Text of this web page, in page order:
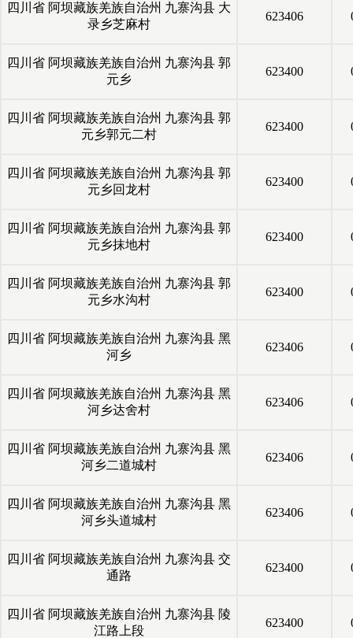
四川省 阿坝藏族羌族自治州 九寨沟县 大
录乡芝麻村
623406
四川省 阿坝藏族羌族自治州 九寨沟县 郭
元乡
623400
四川省 阿坝藏族羌族自治州 九寨沟县 郭
元乡郭元二村
623400
四川省 阿坝藏族羌族自治州 九寨沟县 郭
元乡回龙村
623400
四川省 阿坝藏族羌族自治州 九寨沟县 郭
元乡抹地村
623400
四川省 阿坝藏族羌族自治州 九寨沟县 郭
元乡水沟村
623400
四川省 阿坝藏族羌族自治州 九寨沟县 黑
河乡
623406
四川省 阿坝藏族羌族自治州 九寨沟县 黑
河乡达舍村
623406
四川省 阿坝藏族羌族自治州 九寨沟县 黑
河乡二道城村
623406
四川省 阿坝藏族羌族自治州 九寨沟县 黑
河乡头道城村
623406
四川省 阿坝藏族羌族自治州 九寨沟县 交
通路
623400
四川省 阿坝藏族羌族自治州 九寨沟县 陵
江路上段
623400